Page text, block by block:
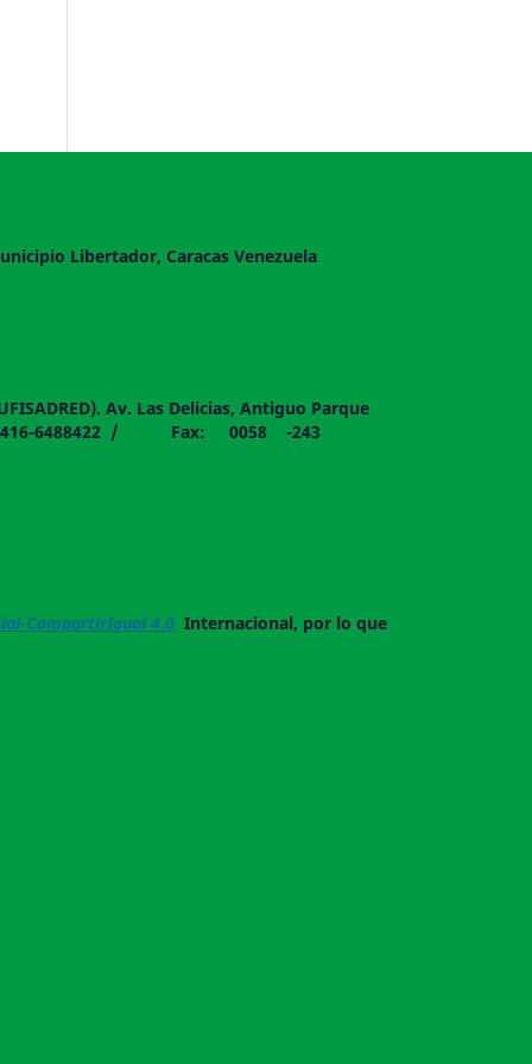
Libertador, Caracas Venezuela
Av. Las Delicias, Antiguo Parque
- 0416-6488422 / Fax: 0058 -243
CompartirIgual 4.0 Internacional, por lo que